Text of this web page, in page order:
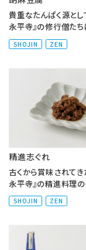
貴重なたんぱく源とし
永平寺』の修行僧たち
食されてきた精進料理
胡麻の香ばしい風味
SHOJIN ZEN
精進志ぐれ
古くから賞味されてき
永平寺』の精進料理
り、栄養価が高く消化
麩」で作られたしぐれ
SHOJIN ZEN